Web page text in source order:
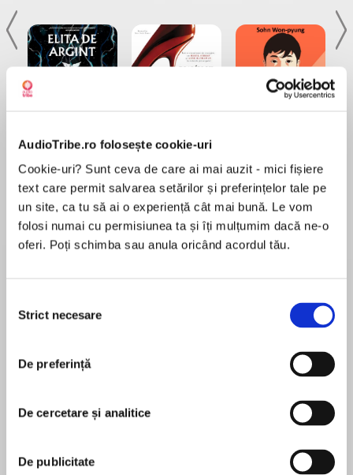
AudioTribe.ro folosește cookie-uri
Cookie-uri? Sunt ceva de care ai mai auzit - mici fișiere
text care permit salvarea setărilor și preferințelor tale pe
un site, ca tu să ai o experiență cât mai bună. Le vom
folosi numai cu permisiunea ta și îți mulțumim dacă ne-o
oferi. Poți schimba sau anula oricând acordul tău.
consimțământului
Strict necesare
De preferință
De cercetare și analitice
De publicitate
de...
Dani Francis
la...
Lauren Weisberger
Desprecarte
Paulo Coelho inspired millions of readers around
bestselling phenomenon The Alchemist. Now, in
Warrior of The Light: A Manual invites us to live
out our dreams to embrace the uncertainty of
inimitable style, Paulo Coelho shows readers
how to embark upon the way of the Warrior: the
one who appreciates the miracle of being alive,
the one who accepts failure, and the one whose
În acest moment nu există recenzii
Paulo Coelho